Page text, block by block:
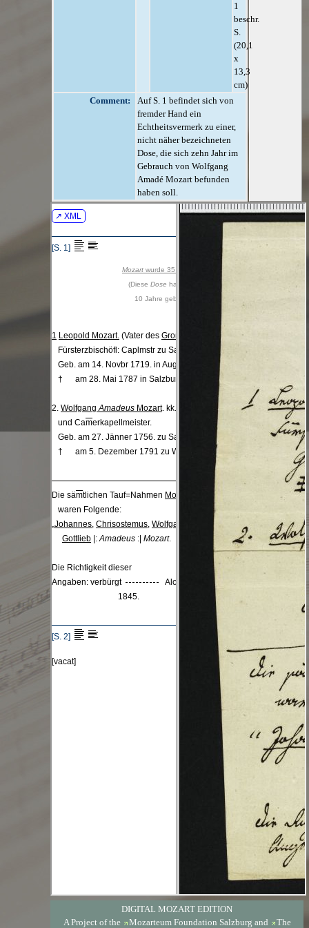
1
beschr.
S.
(20,1
x
13,3
cm)
Comment:
Auf S. 1 befindet sich von
fremder Hand ein
Echtheitsvermerk zu einer,
nicht näher bezeichneten
Dose, die sich zehn Jahr im
Gebrauch von Wolfgang
Amadé Mozart befunden
haben soll.
DIGITAL MOZART EDITION
A Project of the
Mozarteum Foundation Salzburg and The